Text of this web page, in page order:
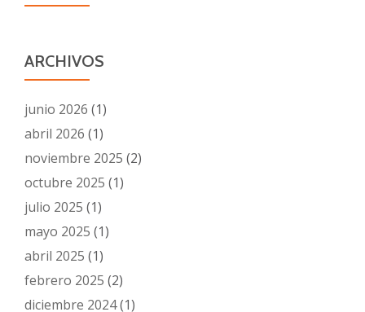
ARCHIVOS
junio 2026 (1)
abril 2026 (1)
noviembre 2025 (2)
octubre 2025 (1)
julio 2025 (1)
mayo 2025 (1)
abril 2025 (1)
febrero 2025 (2)
diciembre 2024(1)